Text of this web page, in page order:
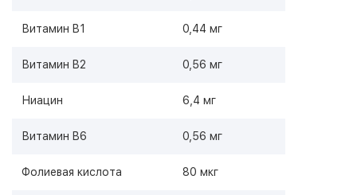
Витамин B1 0,44 мг
Витамин B2 0,56 мг
Ниацин 6,4 мг
Витамин B6 0,56 мг
Фолиевая кислота 80 мкг